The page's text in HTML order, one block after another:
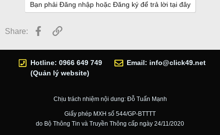
Bạn phải Đăng nhập hoặc Đăng ký để trả lời tại đây
Share: Facebook
Link
Hotline: 0966 649 749
(Quản lý website)
Email: info@click49.net
Chịu trách nhiệm nội dung: Đỗ Tuấn Mạnh
Giấy phép MXH số 544/GP-BTTTT
do Bộ Thông Tin và Truyền Thông cấp ngày 24/11/2020